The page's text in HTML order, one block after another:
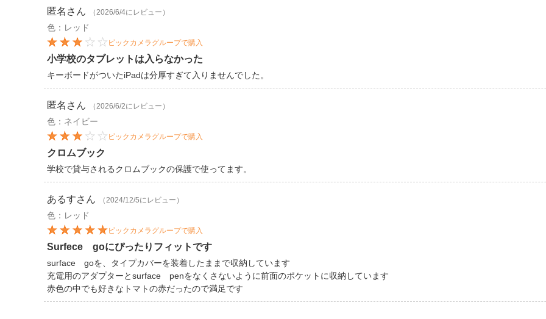
匿名 さん （2026/6/4にレビュー）
色：レッド
ビックカメラグループで購入
小学校のタブレットは入らなかった
キーボードがついたiPadは分厚すぎて入りませんでした。
匿名 さん （2026/6/2にレビュー）
色：ネイビー
ビックカメラグループで購入
クロムブック
学校で貸与されるクロムブックの保護で使ってます。
あるすさん （2024/12/5にレビュー）
色：レッド
ビックカメラグループで購入
Surfece goにぴったりフィットです
surface goを、タイプカバーを装着したままで収納しています
充電用のアダプターとsurface penをなくさないように前面のポケットに収納しています
赤色の中でも好きなトマトの赤だったので満足です